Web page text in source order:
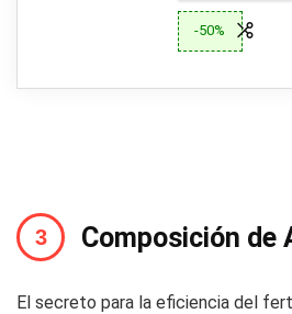
-50%
Composición de
El secreto para la eficiencia del